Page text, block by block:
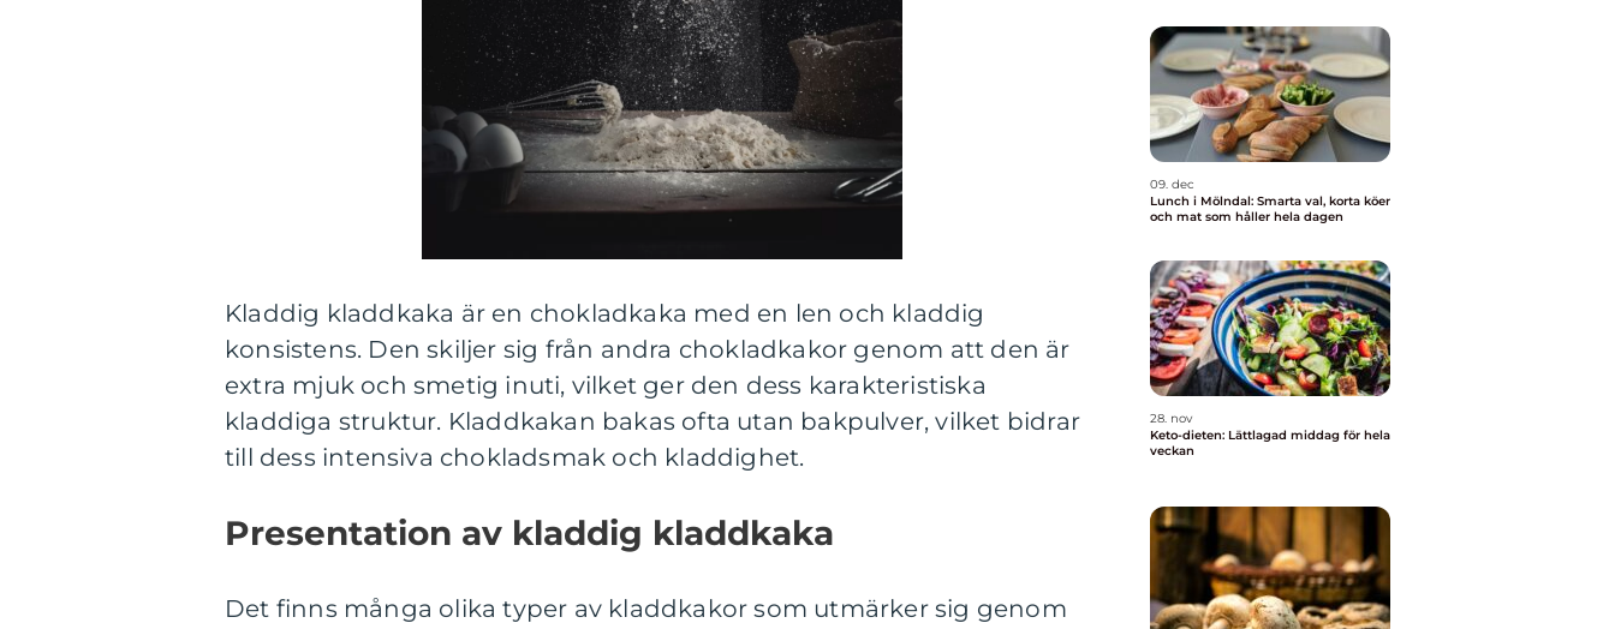
Kladdig kladdkaka är en chokladkaka med en len och kladdig
konsistens. Den skiljer sig från andra chokladkakor genom att den är
extra mjuk och smetig inuti, vilket ger den dess karakteristiska
kladdiga struktur. Kladdkakan bakas ofta utan bakpulver, vilket bidrar
till dess intensiva chokladsmak och kladdighet.
Presentation av kladdig kladdkaka
Det finns många olika typer av kladdkakor som utmärker sig genom
09. dec
Lunch i Mölndal: Smarta val, korta köer
och mat som håller hela dagen
28. nov
Keto-dieten: Lättlagad middag för hela
veckan